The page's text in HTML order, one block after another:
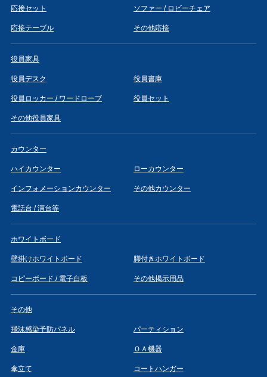
応接セット ソファー / ロビーチェア
応接テーブル その他応接
役員家具
役員デスク 役員書庫
役員ロッカー / ワードローブ 役員セット
その他役員家具
カウンター
ハイカウンター ローカウンター
インフォメーションカウンター その他カウンター
電話台 / 演台等
ホワイトボード
壁掛けホワイトボード 脚付きホワイトボード
コピーボード / 電子白板 その他掲示用品
その他
飛沫感染予防パネル パーティション
金庫 ＯＡ機器
傘立て コートハンガー